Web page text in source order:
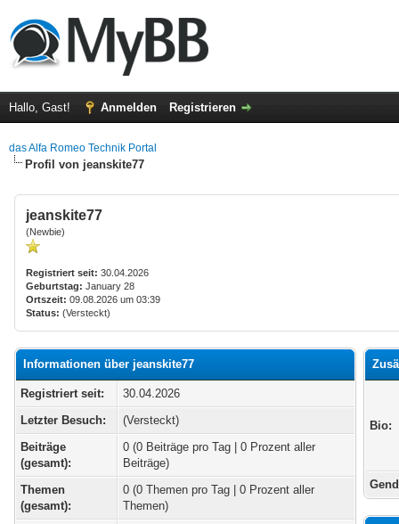
Hallo, Gast! Anmelden Registrieren
das Alfa Romeo Technik Portal
Profil von jeanskite77
jeanskite77
(Newbie)
Registriert seit: 30.04.2026
Geburtstag: January 28
Ortszeit: 09.08.2026 um 03:39
Status: (Versteckt)
Informationen über jeanskite77
Registriert seit:
30.04.2026
Letzter Besuch:
(Versteckt)
Beiträge
(gesamt):
0 (0 Beiträge pro Tag | 0 Prozent aller
Beiträge)
Themen
(gesamt):
0 (0 Themen pro Tag | 0 Prozent aller
Themen)
Bio: